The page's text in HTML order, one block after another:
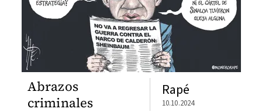
Abrazos
criminales
Rapé
10.10.2024